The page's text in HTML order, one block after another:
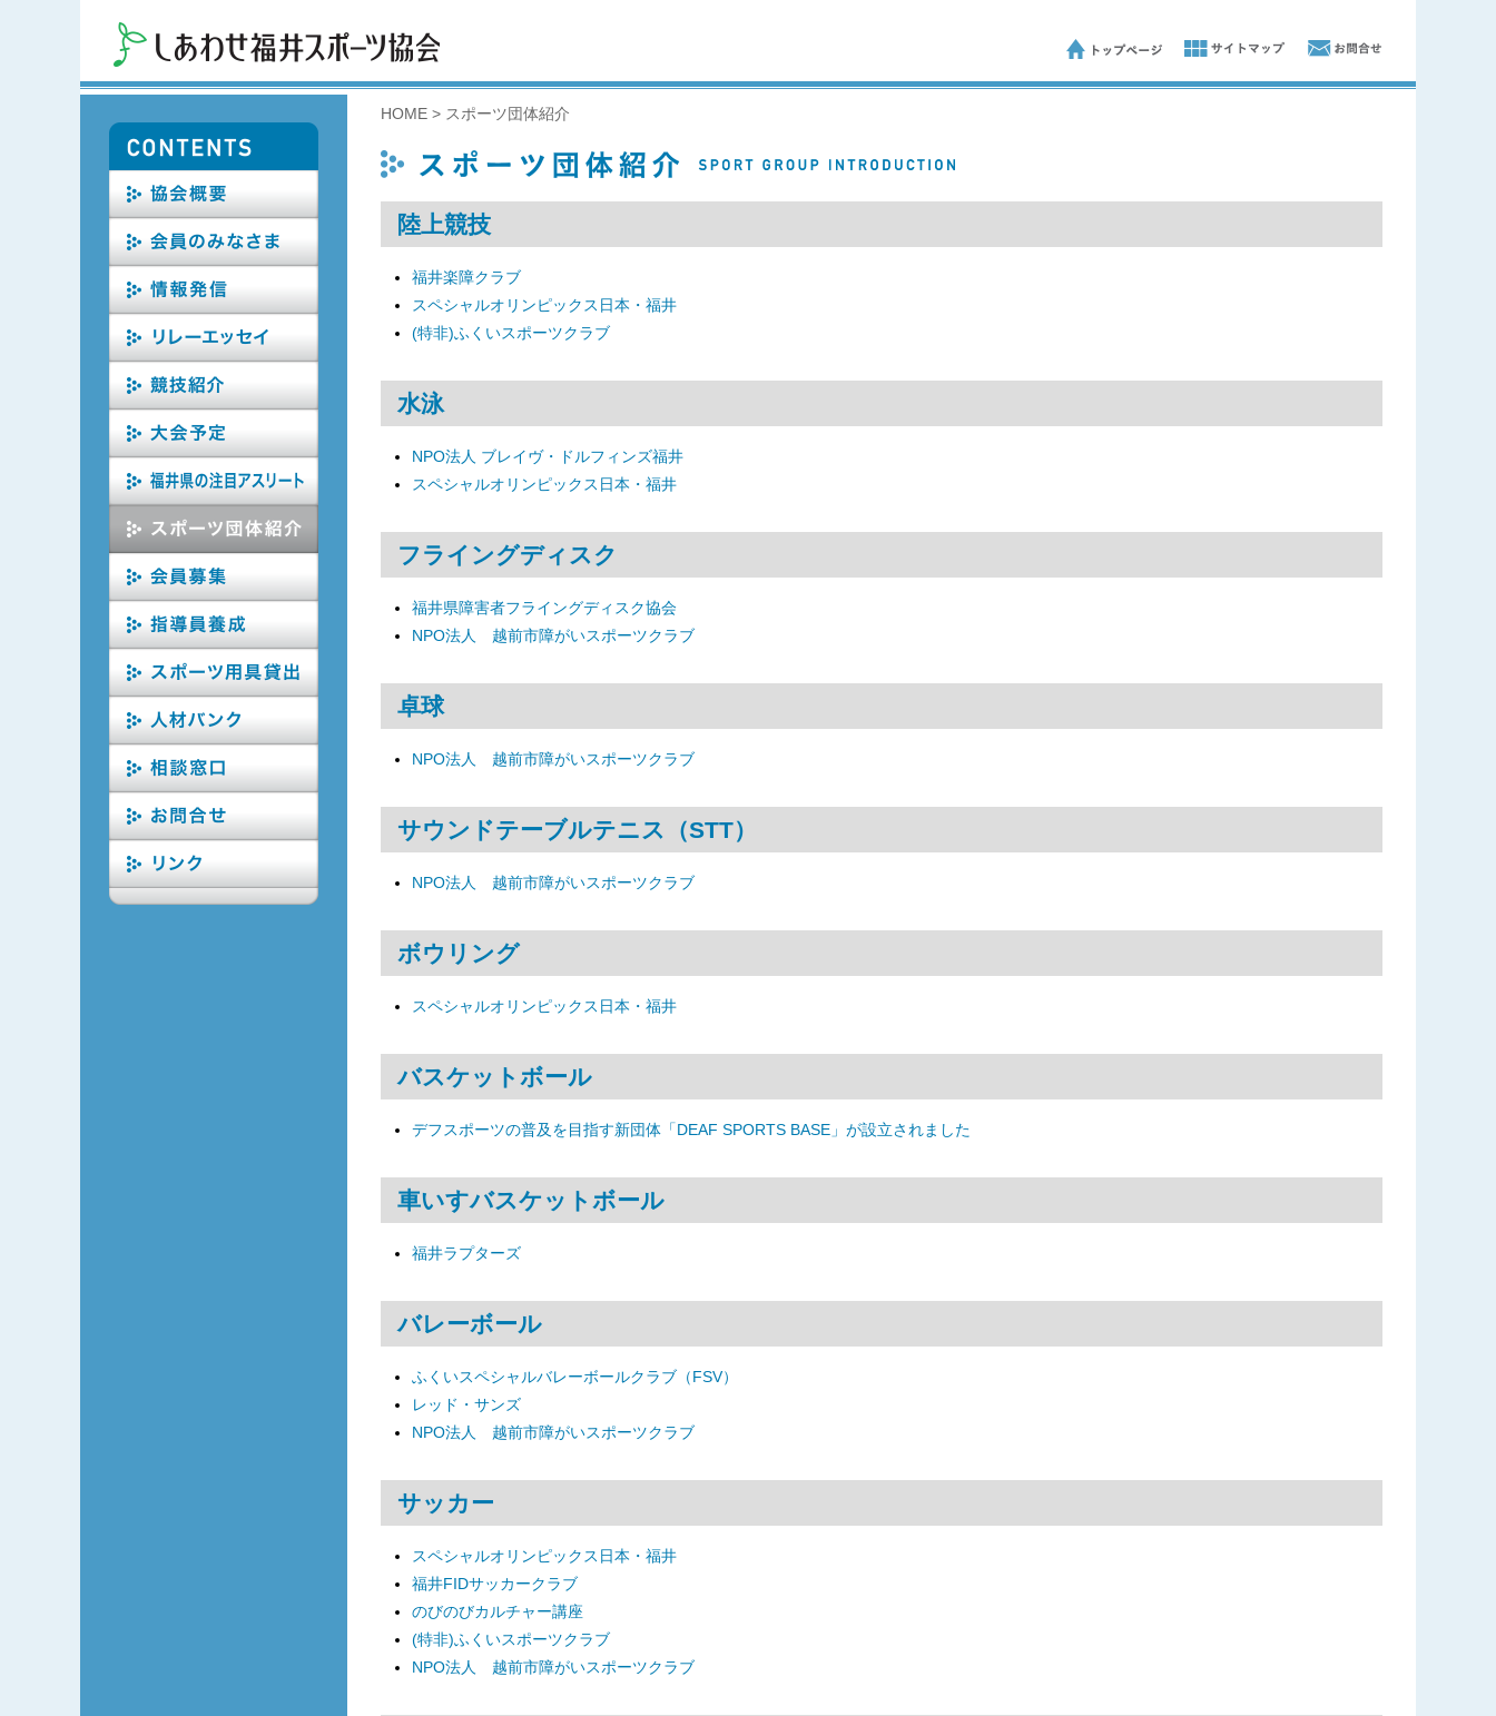
HOME > スポーツ団体紹介
陸上競技
福井楽障クラブ
スペシャルオリンピックス日本・福井
(特非)ふくいスポーツクラブ
水泳
NPO法人 ブレイヴ・ドルフィンズ福井
スペシャルオリンピックス日本・福井
フライングディスク
福井県障害者フライングディスク協会
NPO法人 越前市障がいスポーツクラブ
卓球
NPO法人 越前市障がいスポーツクラブ
サウンドテーブルテニス（STT）
NPO法人 越前市障がいスポーツクラブ
ボウリング
スペシャルオリンピックス日本・福井
バスケットボール
デフスポーツの普及を目指す新団体「DEAF SPORTS BASE」が設立されました
車いすバスケットボール
福井ラプターズ
バレーボール
ふくいスペシャルバレーボールクラブ（FSV）
レッド・サンズ
NPO法人 越前市障がいスポーツクラブ
サッカー
スペシャルオリンピックス日本・福井
福井FIDサッカークラブ
のびのびカルチャー講座
(特非)ふくいスポーツクラブ
NPO法人 越前市障がいスポーツクラブ